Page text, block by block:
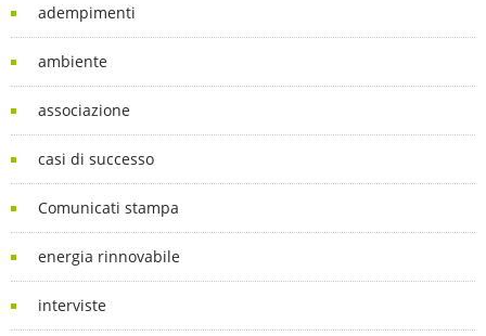
adempimenti
ambiente
associazione
casi di successo
Comunicati stampa
energia rinnovabile
interviste